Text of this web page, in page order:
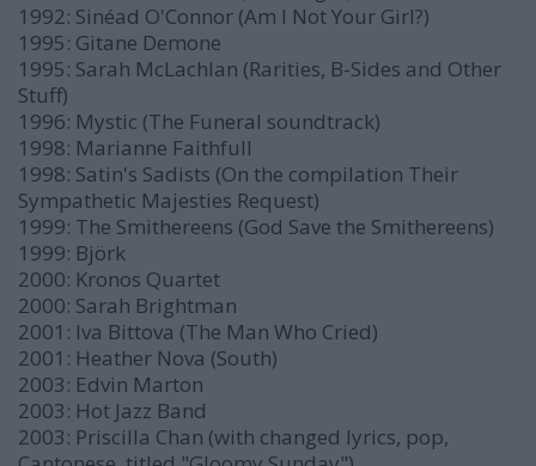
1992: Sinéad O'Connor (Am I Not Your Girl?)
1995: Gitane Demone
1995: Sarah McLachlan (Rarities, B-Sides and Other
Stuff)
1996: Mystic (The Funeral soundtrack)
1998: Marianne Faithfull
1998: Satin's Sadists (On the compilation Their
Sympathetic Majesties Request)
1999: The Smithereens (God Save the Smithereens)
1999: Björk
2000: Kronos Quartet
2000: Sarah Brightman
2001: Iva Bittova (The Man Who Cried)
2001: Heather Nova (South)
2003: Edvin Marton
2003: Hot Jazz Band
2003: Priscilla Chan (with changed lyrics, pop,